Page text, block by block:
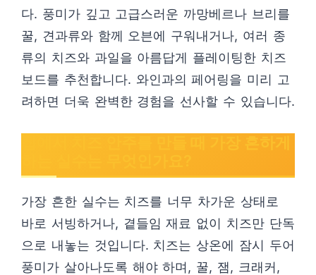
다. 풍미가 깊고 고급스러운 까망베르나 브리를
꿀, 견과류와 함께 오븐에 구워내거나, 여러 종
류의 치즈와 과일을 아름답게 플레이팅한 치즈
보드를 추천합니다. 와인과의 페어링을 미리 고
려하면 더욱 완벽한 경험을 선사할 수 있습니다.
가장 흔한 실수는 치즈를 너무 차가운 상태로
바로 서빙하거나, 곁들임 재료 없이 치즈만 단독
으로 내놓는 것입니다. 치즈는 상온에 잠시 두어
풍미가 살아나도록 해야 하며, 꿀, 잼, 크래커,